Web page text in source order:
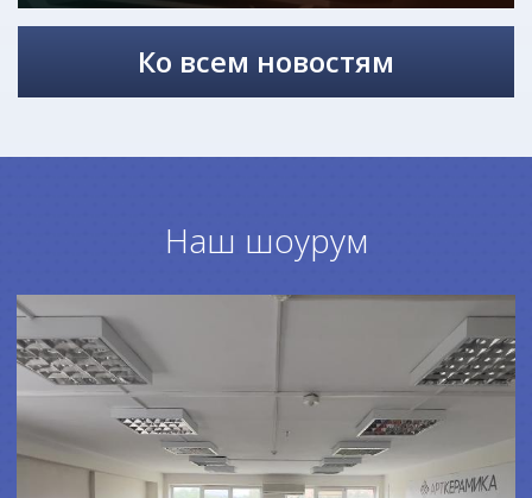
Ко всем новостям
Наш шоурум